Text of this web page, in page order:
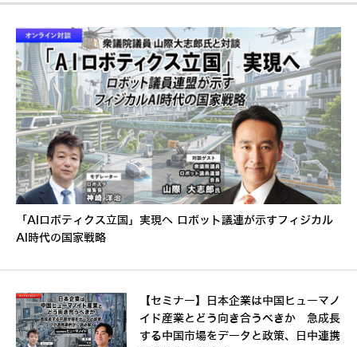
「AIロボティクス立国」実現へ ロボット議連が示すフィジカル
AI時代の国家戦略
【セミナー】日本企業は中国ヒューマノ
イド産業とどう向き合うべきか 急成長
する中国市場をデータと政策、日中連携